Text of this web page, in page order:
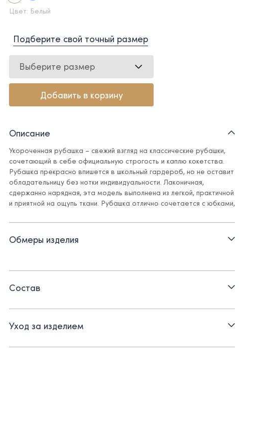
Цвет: Белый
Подберите свой точный размер
Выберите размер
Добавить в корзину
Описание
Укороченная рубашка – свежий взгляд на классические рубашки,
сочетающий в себе официальную строгость и каплю кокетства.
Рубашка прекрасно впишется в школьный гардероб, но не оставит
обладательницу без нотки индивидуальности. Лаконичная,
сдержанно нарядная, эта модель выполнена из легкой, практичной
и приятной на ощупь ткани. Рубашка отлично сочетается с юбками,
образы для официальных мероприятий, посещения театра,
прогулок и фотосессий.
Обмеры изделия
Состав
Уход за изделием